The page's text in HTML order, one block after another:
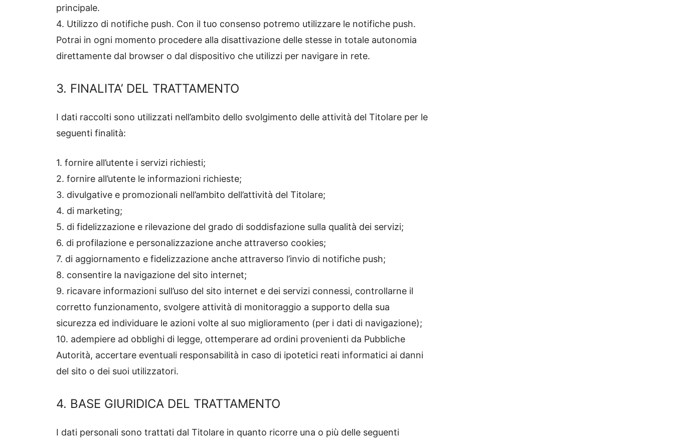
principale.
4. Utilizzo di notifiche push. Con il tuo consenso potremo utilizzare le notifiche push.
Potrai in ogni momento procedere alla disattivazione delle stesse in totale autonomia
direttamente dal browser o dal dispositivo che utilizzi per navigare in rete.
3. FINALITA’ DEL TRATTAMENTO
I dati raccolti sono utilizzati nell’ambito dello svolgimento delle attività del Titolare per le
seguenti finalità:
1. fornire all’utente i servizi richiesti;
2. fornire all’utente le informazioni richieste;
3. divulgative e promozionali nell’ambito dell’attività del Titolare;
4. di marketing;
5. di fidelizzazione e rilevazione del grado di soddisfazione sulla qualità dei servizi;
6. di profilazione e personalizzazione anche attraverso cookies;
7. di aggiornamento e fidelizzazione anche attraverso l’invio di notifiche push;
8. consentire la navigazione del sito internet;
9. ricavare informazioni sull’uso del sito internet e dei servizi connessi, controllarne il
corretto funzionamento, svolgere attività di monitoraggio a supporto della sua
sicurezza ed individuare le azioni volte al suo miglioramento (per i dati di navigazione);
10. adempiere ad obblighi di legge, ottemperare ad ordini provenienti da Pubbliche
Autorità, accertare eventuali responsabilità in caso di ipotetici reati informatici ai danni
del sito o dei suoi utilizzatori.
4. BASE GIURIDICA DEL TRATTAMENTO
I dati personali sono trattati dal Titolare in quanto ricorre una o più delle seguenti